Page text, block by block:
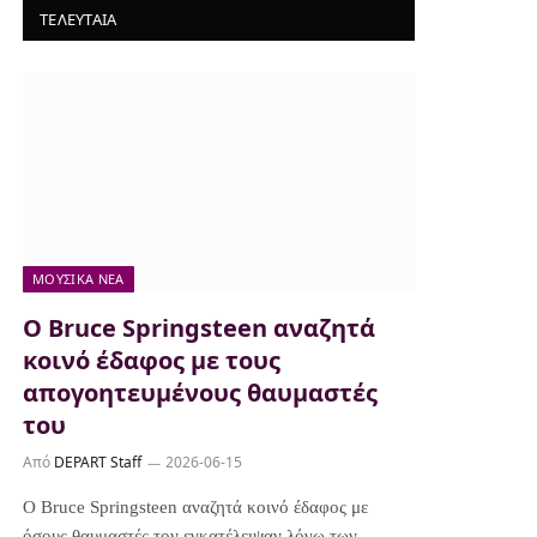
ΤΕΛΕΥΤΑΙΑ
ΜΟΥΣΙΚΆ ΝΈΑ
Ο Bruce Springsteen αναζητά
κοινό έδαφος με τους
απογοητευμένους θαυμαστές
του
Από DEPART Staff 2026-06-15
Ο Bruce Springsteen αναζητά κοινό έδαφος με